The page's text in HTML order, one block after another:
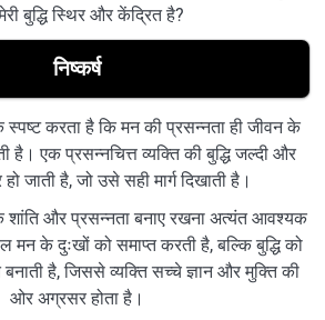
बुद्धि स्थिर और केंद्रित है?
निष्कर्ष
स्पष्ट करता है कि मन की प्रसन्नता ही जीवन के
है। एक प्रसन्नचित्त व्यक्ति की बुद्धि जल्दी और
जाती है, जो उसे सही मार्ग दिखाती है।
शांति और प्रसन्नता बनाए रखना अत्यंत आवश्यक
के दुःखों को समाप्त करती है, बल्कि बुद्धि को
है, जिससे व्यक्ति सच्चे ज्ञान और मुक्ति की
ओर अग्रसर होता है।